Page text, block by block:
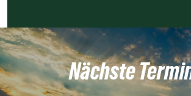
Nächste